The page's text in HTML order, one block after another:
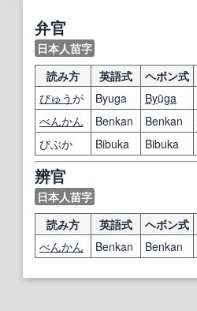
弁官
日本人苗字
読み方
英語式 ヘボン式
びゅうが Byuga Byūga
べんかん
Benkan Benkan
びぶか
Bibuka Bibuka
辨官
日本人苗字
読み方
英語式 ヘボン式
べんかん
Benkan Benkan